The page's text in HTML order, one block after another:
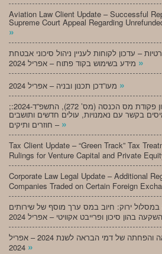
Aviation Law Client Update – Successful
Supreme Court Appeal Regarding
»
– עדכון לקוחות לעניין ניהול סיכוני אבטחת
»
»
;מעו”דכן מיסים – חוק לתיקון פקודת מס הכנסה (מס’ 272), התשפ”ד-2024:
בקשר עם נאמנויות, עולים חדשים ותושבים
חוזרים ותיקים – »
Tax Client Update – “Green Track” Tax
Rulings for Venture Capital and Private
Corporate Law Legal Update – Additional
Companies Traded on Certain Foreign
ירוק: חיוב במס ערך מוסף של שירותים
מעו”דכן יחסי עבודה – הקפאה והפחתה של דמי הבראה לשנת 2024 – אפריל
»